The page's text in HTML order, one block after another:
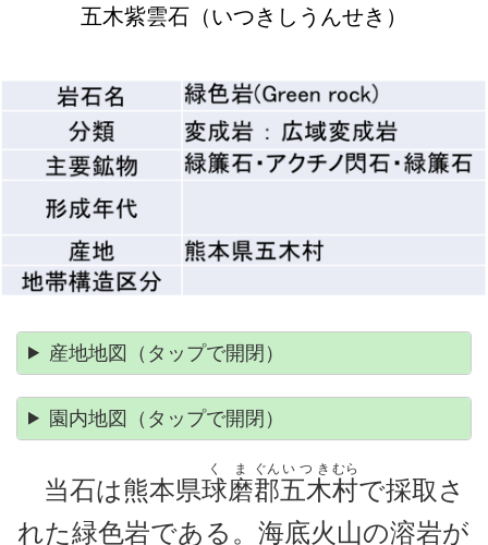
五木紫雲石（いつきしうんせき）
産地地図 （タップで開閉）
園内地図 （タップで開閉）
当石は熊本県球磨
くま
郡
ぐん
五木
いつき
村
むら
で採取さ
れた緑色岩である。海底火山の溶岩が